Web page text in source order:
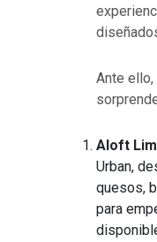
Ante
Aloft
Urban,
quesos,
para